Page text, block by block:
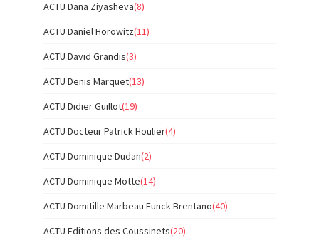
ACTU Dana Ziyasheva(8)
ACTU Daniel Horowitz(11)
ACTU David Grandis(3)
ACTU Denis Marquet(13)
ACTU Didier Guillot(19)
ACTU Docteur Patrick Houlier(4)
ACTU Dominique Dudan(2)
ACTU Dominique Motte(14)
ACTU Domitille Marbeau Funck-Brentano(40)
ACTU Editions des Coussinets(20)